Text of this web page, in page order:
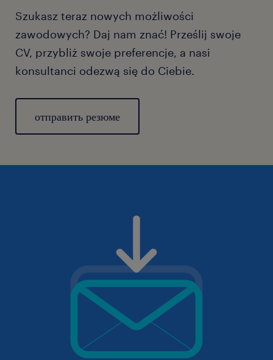
Szukasz teraz nowych możliwości
zawodowych? Daj nam znać! Prześlij swoje
CV, przybliż swoje preferencje, a nasi
konsultanci odezwą się do Ciebie.
отправить резюме